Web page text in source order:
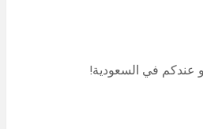
عندكم في السعودية!